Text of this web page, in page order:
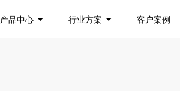
产品中心 行业方案 客户案例